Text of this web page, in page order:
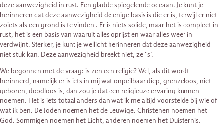
deze aanwezigheid in rust. Een gladde spiegelende oceaan. Je kunt je
herinneren dat deze aanwezigheid de enige basis is die er is, terwijl er niet
zoiets als een grond is te vinden . Er is niets solide, maar het is compleet in
rust, het is een basis van waaruit alles oprijst en waar alles weer in
verdwijnt. Sterker, je kunt je wellicht herinneren dat deze aanwezigheid
niet stuk kan. Deze aanwezigheid breekt niet, ze ‘is’.
We begonnen met de vraag: is zen een religie? Wel, als dit wordt
herinnerd, namelijk er is iets in mij wat onpeilbaar diep, grenzeloos, niet
geboren, doodloos is, dan zou je dat een religieuze ervaring kunnen
noemen. Het is iets totaal anders dan wat ik me altijd voorstelde bij wie of
wat ik ben. De Joden noemen het de Eeuwige. Christenen noemen het
God. Sommigen noemen het Licht, anderen noemen het Duisternis.